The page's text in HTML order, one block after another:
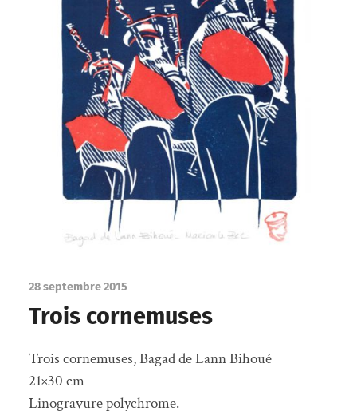
28 septembre 2015
Trois cornemuses
Trois cornemuses, Bagad de Lann Bihoué
21×30 cm
Linogravure polychrome.